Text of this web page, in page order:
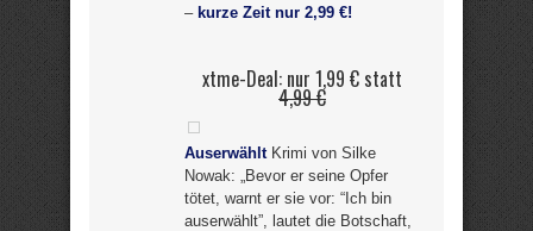
– kurze Zeit nur 2,99 €!
xtme-Deal: nur 1,99 € statt
4,99 €
AuserwähltKrimi von Silke
Nowak: „Bevor er seine Opfer
tötet, warnt er sie vor: “Ich bin
auserwählt”, lautet die Botschaft,